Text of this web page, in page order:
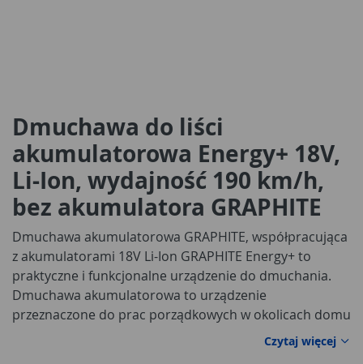
Dmuchawa do liści
akumulatorowa Energy+ 18V,
Li-Ion, wydajność 190 km/h,
bez akumulatora GRAPHITE
Dmuchawa akumulatorowa GRAPHITE, współpracująca
z akumulatorami 18V Li-Ion GRAPHITE Energy+ to
praktyczne i funkcjonalne urządzenie do dmuchania.
Dmuchawa akumulatorowa to urządzenie
przeznaczone do prac porządkowych w okolicach domu
i ogródka przydomowego. Świetnie nadaje się do
czyszczenia i usuwania liści, ściętej trawy, opadłych igieł
Czytaj więcej